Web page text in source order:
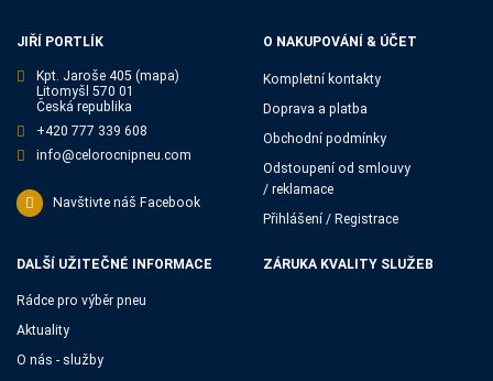
JIŘÍ PORTLÍK
Kpt. Jaroše 405 (mapa)
Litomyšl 570 01
Česká republika
+420 777 339 608
info@celorocnipneu.com
Navštivte náš Facebook
O NAKUPOVÁNÍ & ÚČET
Kompletní kontakty
Doprava a platba
Obchodní podmínky
Odstoupení od smlouvy
/ reklamace
Přihlášení / Registrace
DALŠÍ UŽITEČNÉ INFORMACE
Rádce pro výběr pneu
Aktuality
O nás - služby
ZÁRUKA KVALITY SLUŽEB